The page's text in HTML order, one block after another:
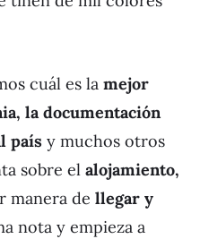
cuál es la mejor
la documentación
país y muchos otros
sobre el alojamiento,
manera de llegar y
nota y empieza a